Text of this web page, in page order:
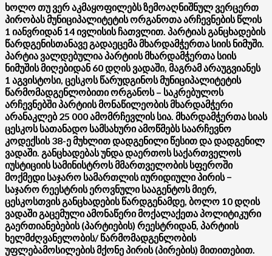
ხოლო თუ ვერ აკმაყოფილებს ზემოაღნიშნულ ვერცერთ
პირობას მუნიციპალიტეტის ორგანოთა არჩევნების წლის
1 იანვრიდან 14 ივლისის ჩათვლით. პარტიას განცხადების
წარდგენისთანავე გადაეცემა მხარდამჭერთა სიის ნიმუში.
პარტია ვალდებულია პარტიის მხარდამჭერთა სიის
ნიმუშის მიღებიდან 60 დღის ვადაში, მაგრამ არაუგვიანეს
1 აგვისტოსი, ცესკოს წარუდგინოს მუნიციპალიტეტის
წარმომადგენლობითი ორგანოს – საკრებულოს
არჩევნებში პარტიის მონაწილეობის მხარდამჭერი
არანაკლებ 25 000 ამომრჩევლის სია. მხარდამჭერთა სიას
ცესკოს სათანადო სამსახური ამოწმებს საარჩევნო
კოდექსის 38-ე მუხლით დადგენილი წესით და დადგენილ
ვადაში. განცხადებას უნდა დაერთოს საქართველოს
იუსტიციის სამინისტროს მმართველობის სფეროში
მოქმედი საჯარო სამართლის იურიდიული პირის −
საჯარო რეესტრის ეროვნული სააგენტოს მიერ,
ცესკოსთვის განცხადების წარდგენამდე, ბოლო 10 დღის
ვადაში გაცემული ამონაწერი მოქალაქეთა პოლიტიკური
გაერთიანებების (პარტიების) რეესტრიდან, პარტიის
ხელმძღვანელობის/ წარმომადგენლობის
უფლებამოსილების მქონე პირის (პირების) მითითებით.